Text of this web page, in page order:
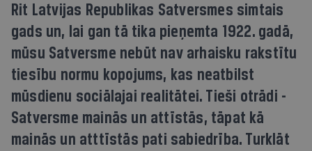
Rit Latvijas Republikas Satversmes simtais
gads un, lai gan tā tika pieņemta 1922. gadā,
mūsu Satversme nebūt nav arhaisku rakstītu
tiesību normu kopojums, kas neatbilst
mūsdienu sociālajai realitātei. Tieši otrādi -
Satversme mainās un attīstās, tāpat kā
mainās un atttīstās pati sabiedrība. Turklāt